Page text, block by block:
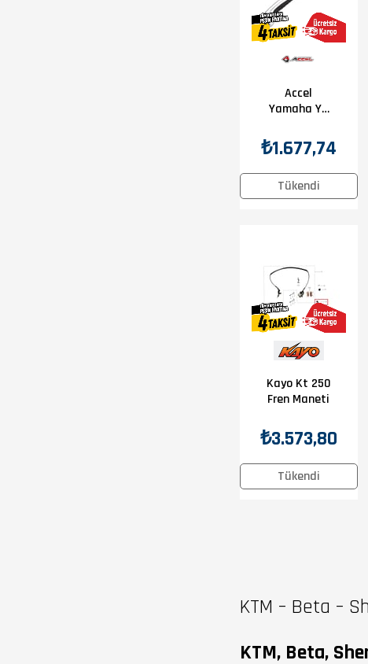
Tükendi
Accel
Yamaha Yz
08-18 Fren
Maneti
₺1.677,74
Tükendi
Kayo Kt 250
Fren Maneti
₺3.573,80
KTM – Beta –
KTM, Beta,